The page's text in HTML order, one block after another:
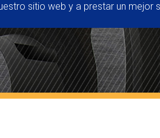
sitio web y a prestar un mejor